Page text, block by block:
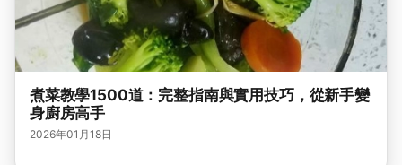
煮菜教學1500道：完整指南與實用技巧，從新手變
身廚房高手
2026年01月18日